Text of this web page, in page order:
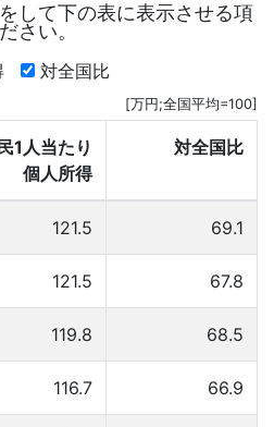
して下の表に表示させる項
さい。
対全国比
[万円;全国平均=100]
1人当たり
個人所得
対全国比
121.5 69.1
121.5 67.8
119.8 68.5
116.7 66.9